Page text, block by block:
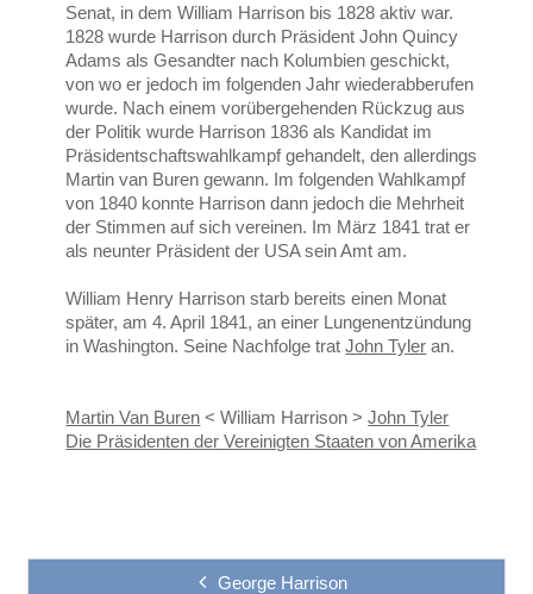
Senat, in dem William Harrison bis 1828 aktiv war.
1828 wurde Harrison durch Präsident John Quincy
Adams als Gesandter nach Kolumbien geschickt,
von wo er jedoch im folgenden Jahr wiederabberufen
wurde. Nach einem vorübergehenden Rückzug aus
der Politik wurde Harrison 1836 als Kandidat im
Präsidentschaftswahlkampf gehandelt, den allerdings
Martin van Buren gewann. Im folgenden Wahlkampf
von 1840 konnte Harrison dann jedoch die Mehrheit
der Stimmen auf sich vereinen. Im März 1841 trat er
als neunter Präsident der USA sein Amt am.
William Henry Harrison starb bereits einen Monat
später, am 4. April 1841, an einer Lungenentzündung
in Washington. Seine Nachfolge tratJohn Tyler an.
Martin Van Buren < William Harrison >John Tyler
Die Präsidenten der Vereinigten Staaten von Amerika
George Harrison